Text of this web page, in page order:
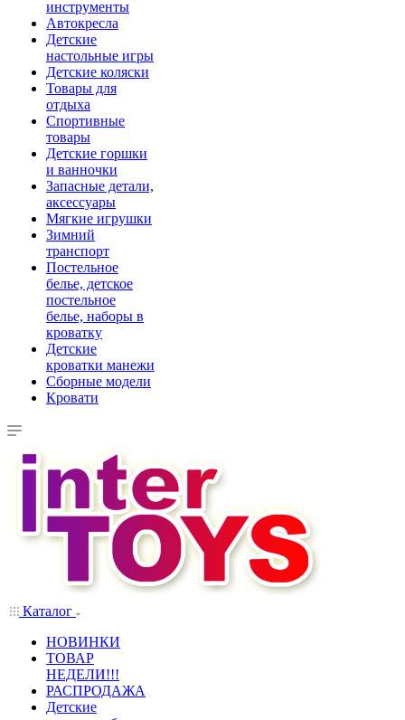
инструменты
Автокресла
Детские
настольные игры
Детские коляски
Товары для
отдыха
Спортивные
товары
Детские горшки
и ванночки
Запасные детали,
аксессуары
Мягкие игрушки
Зимний
транспорт
Постельное
белье, детское
постельное
белье, наборы в
кроватку
Детские
кроватки манежи
Сборные модели
Кровати
Каталог
НОВИНКИ
ТОВАР
НЕДЕЛИ!!!
РАСПРОДАЖА
Детские